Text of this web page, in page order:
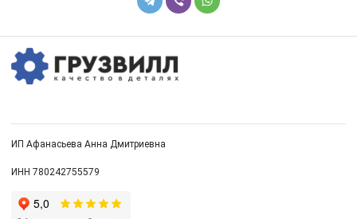
ИП Афанасьева Анна Дмитриевна
ИНН 780242755579